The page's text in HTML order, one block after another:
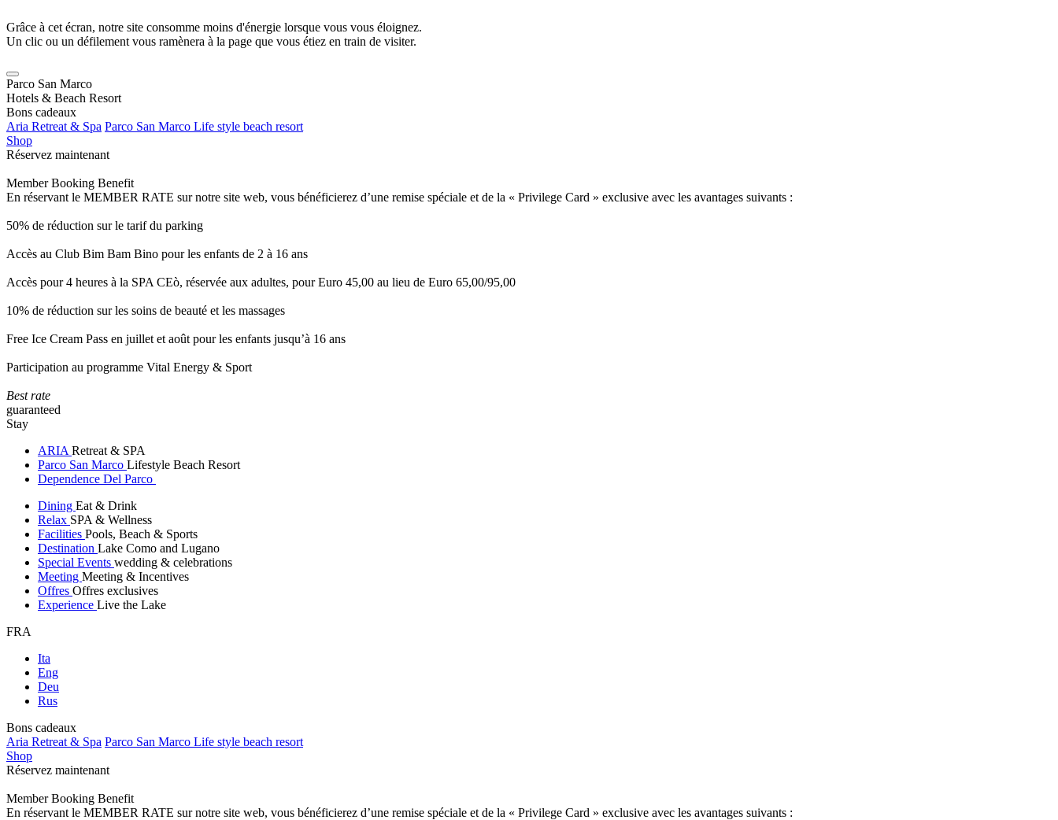
Grâce à cet écran, notre site consomme moins d'énergie lorsque vous vous éloignez.
Un clic ou un défilement vous ramènera à la page que vous étiez en train de visiter.
Parco San Marco
Hotels & Beach Resort
Bons cadeaux
Aria Retreat & Spa Parco San Marco Life style beach resort
Shop
Réservez maintenant
Member Booking Benefit
En réservant le MEMBER RATE sur notre site web, vous bénéficierez d’une remise spéciale et de la « Privilege Card » exclusive avec les avantages suivants :
50% de réduction sur le tarif du parking
Accès au Club Bim Bam Bino pour les enfants de 2 à 16 ans
Accès pour 4 heures à la SPA CEò, réservée aux adultes, pour Euro 45,00 au lieu de Euro 65,00/95,00
10% de réduction sur les soins de beauté et les massages
Free Ice Cream Pass en juillet et août pour les enfants jusqu’à 16 ans
Participation au programme Vital Energy & Sport
Best rate
guaranteed
Stay
ARIA Retreat & SPA
Parco San Marco Lifestyle Beach Resort
Dependence Del Parco
Dining Eat & Drink
Relax SPA & Wellness
Facilities Pools, Beach & Sports
Destination Lake Como and Lugano
Special Events wedding & celebrations
Meeting Meeting & Incentives
Offres Offres exclusives
Experience Live the Lake
FRA
Ita
Eng
Deu
Rus
Bons cadeaux
Aria Retreat & Spa Parco San Marco Life style beach resort
Shop
Réservez maintenant
Member Booking Benefit
En réservant le MEMBER RATE sur notre site web, vous bénéficierez d’une remise spéciale et de la « Privilege Card » exclusive avec les avantages suivants :